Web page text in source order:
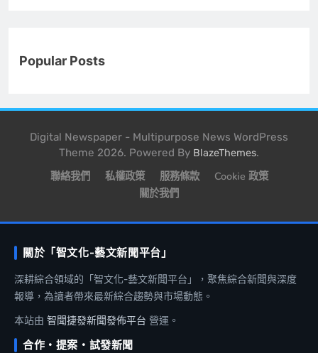
Popular Posts
Digital Newspaper - Multipurpose News WordPress
Theme 2026. Powered By BlazeThemes.
聯絡我們 私權政策 服務條款
Cookie 政策
關於我們
關於「智文化-藝文新聞平台」
深耕綜合領域的「智文化-藝文新聞平台」，聚焦綜合新聞與深度
報導，為讀者帶來最新綜合趨勢與市場動態。
本站由 智聞捷發新聞發佈平台 營運。
合作・提案・試發新聞